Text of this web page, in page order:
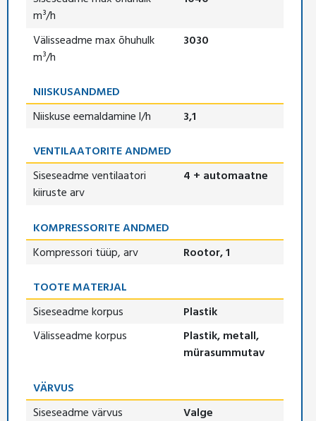
m³/h
Välisseadme max õhuhulk
m³/h
3030
NIISKUSANDMED
Niiskuse eemaldamine l/h
3,1
VENTILAATORITE ANDMED
Siseseadme ventilaatori
kiiruste arv
4 + automaatne
KOMPRESSORITE ANDMED
Kompressori tüüp, arv
Rootor, 1
TOOTE MATERJAL
Siseseadme korpus
Plastik
Välisseadme korpus
Plastik, metall,
mürasummutav
VÄRVUS
Siseseadme värvus
Valge